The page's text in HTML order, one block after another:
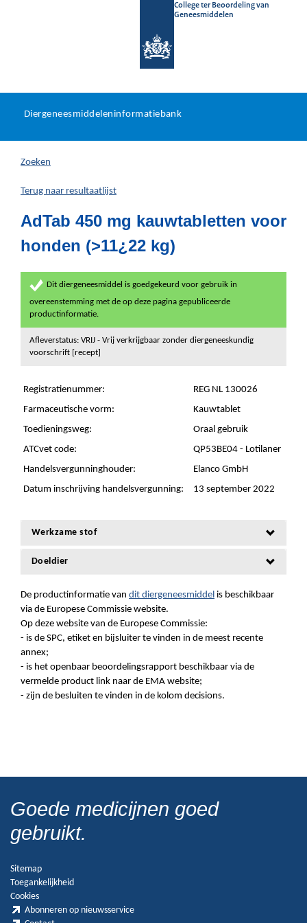
College ter Beoordeling van
Geneesmiddelen
U
hier:
Diergeneesmiddeleninformatiebank
Zoeken
Terug naar resultaatlijst
AdTab 450 mg kauwtabletten voor
honden (>11¿22 kg)
Dit diergeneesmiddel is goedgekeurd voor gebruik in
overeenstemming met de op deze pagina gepubliceerde
productinformatie.
Afleverstatus: VRIJ - Vrij verkrijgbaar zonder diergeneeskundig
voorschrift [recept]
Registratienummer:
REG NL 130026
Farmaceutische vorm:
Kauwtablet
Toedieningsweg:
Oraal gebruik
ATCvet code:
QP53BE04 - Lotilaner
Handelsvergunninghouder:
Elanco GmbH
Datum inschrijving handelsvergunning:
13 september 2022
Werkzame stof
Doeldier
De productinformatie van dit diergeneesmiddel is beschikbaar
via de Europese Commissie website.
Op deze website van de Europese Commissie:
- is de SPC, etiket en bijsluiter te vinden in de meest recente
annex;
- is het openbaar beoordelingsrapport beschikbaar via de
vermelde product link naar de EMA website;
- zijn de besluiten te vinden in de kolom decisions.
Goede medicijnen goed
gebruikt.
Sitemap
Toegankelijkheid
Cookies
Abonneren op nieuwsservice